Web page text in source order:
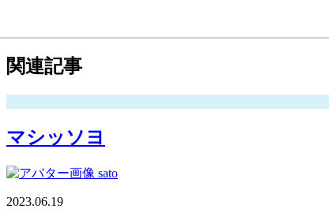
関連記事
マシッソヨ
sato
2023.06.19